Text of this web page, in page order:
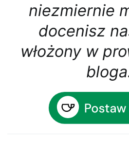
niezmiernie
docenisz
włożony w